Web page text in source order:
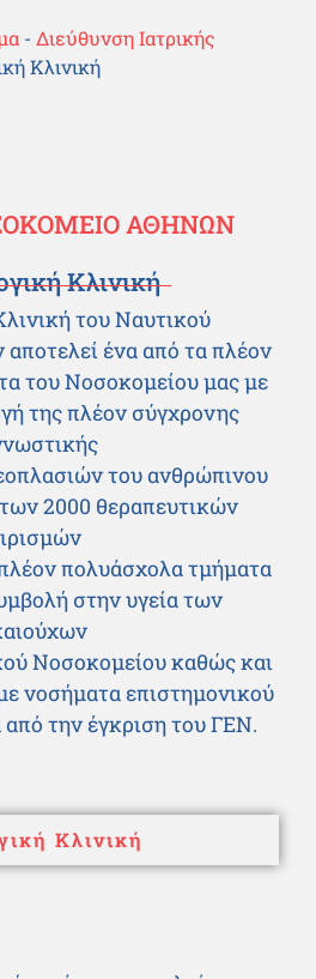
- Διεύθυνση Ιατρικής
Κλινική
ΑΘΗΝΩΝ
Κλινική
του Ναυτικού
ένα από τα πλέον
του Νοσοκομείου μας με
της πλέον σύγχρονης
του ανθρώπινου
2000 θεραπευτικών
πολυάσχολα τμήματα
στην υγεία των
Νοσοκομείου καθώς και
νοσήματα επιστημονικού
την έγκριση του ΓΕΝ.
Κλινική